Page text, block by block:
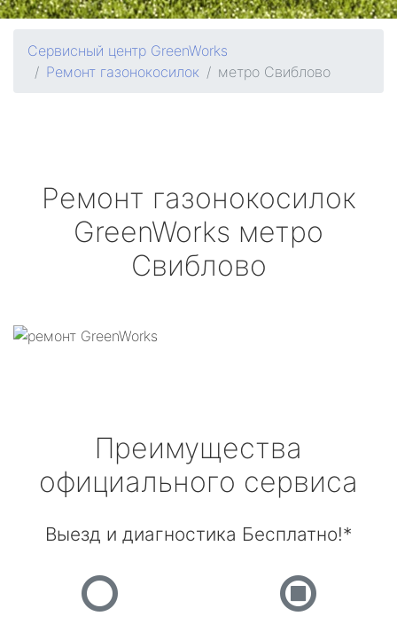
Сервисный центр GreenWorks
Ремонт газонокосилок
метро Свиблово
Ремонт газонокосилок
GreenWorks метро
Свиблово
Преимущества
официального сервиса
Выезд и диагностика Бесплатно!*